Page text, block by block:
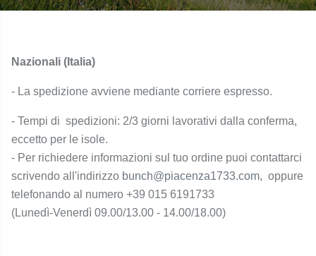
Nazionali (Italia)
- La spedizione avviene mediante corriere espresso.
- Tempi di spedizioni: 2/3 giorni lavorativi dalla conferma,
eccetto per le isole.
- Per richiedere informazioni sul tuo ordine puoi contattarci
scrivendo all'indirizzo bunch@piacenza1733.com, oppure
telefonando al numero +39 015 6191733
(Lunedì-Venerdì 09.00/13.00 - 14.00/18.00)